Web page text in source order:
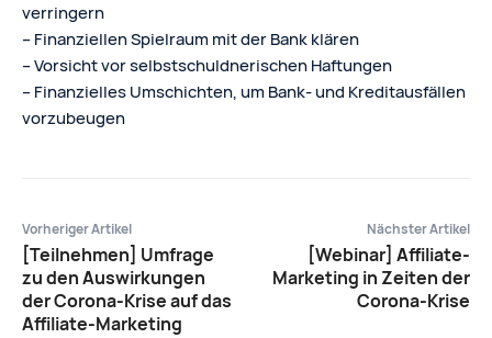
verringern
– Finanziellen Spielraum mit der Bank klären
– Vorsicht vor selbstschuldnerischen Haftungen
– Finanzielles Umschichten, um Bank- und Kreditausfällen
vorzubeugen
Vorheriger Artikel
[Teilnehmen] Umfrage
zu den Auswirkungen
der Corona-Krise auf das
Affiliate-Marketing
Nächster Artikel
[Webinar] Affiliate-
Marketing in Zeiten der
Corona-Krise